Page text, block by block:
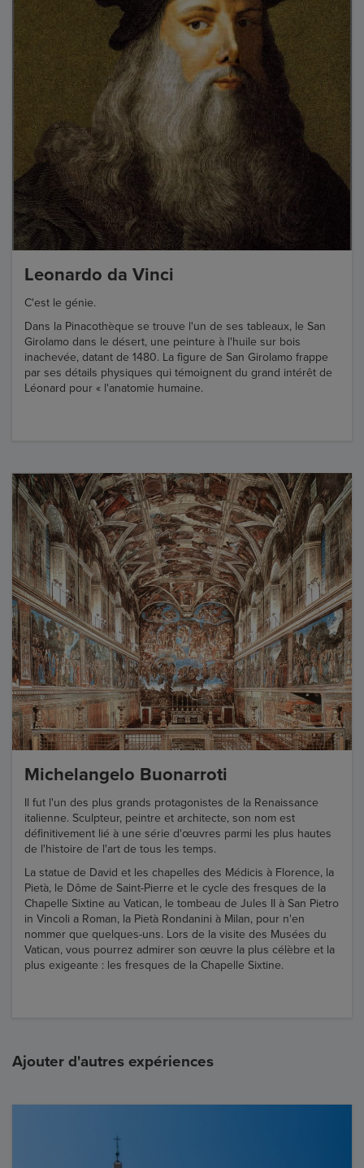
Leonardo da Vinci
C'est le génie.
Dans la Pinacothèque se trouve l'un de ses tableaux, le San
Girolamo dans le désert, une peinture à l'huile sur bois
inachevée, datant de 1480. La figure de San Girolamo frappe
par ses détails physiques qui témoignent du grand intérêt de
Léonard pour « l'anatomie humaine.
Michelangelo Buonarroti
Il fut l'un des plus grands protagonistes de la Renaissance
italienne. Sculpteur, peintre et architecte, son nom est
définitivement lié à une série d'œuvres parmi les plus hautes
de l'histoire de l'art de tous les temps.
La statue de David et les chapelles des Médicis à Florence, la
Pietà, le Dôme de Saint-Pierre et le cycle des fresques de la
Chapelle Sixtine au Vatican, le tombeau de Jules II à San Pietro
in Vincoli a Roman, la Pietà Rondanini à Milan, pour n'en
nommer que quelques-uns. Lors de la visite des Musées du
Vatican, vous pourrez admirer son œuvre la plus célèbre et la
plus exigeante : les fresques de la Chapelle Sixtine.
Ajouter d'autres expériences